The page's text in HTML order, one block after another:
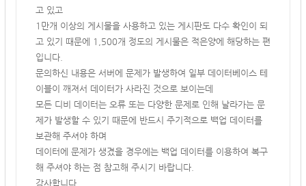
고 있고
1만개 이상의 게시물을 사용하고 있는 게시판도 다수 확인이 되
고 있기 때문에 1,500개 정도의 게시물은 적은양에 해당하는 편
입니다.
문의하신 내용은 서버에 문제가 발생하여 일부 데이터베이스 테
이블이 깨져서 데이터가 사라진 것으로 보이는데
모든 디비 데이터는 오류 또는 다양한 문제로 인해 날라가는 문
제가 발생할 수 있기 때문에 반드시 주기적으로 백업 데이터를
보관해 주셔야 하며
데이터에 문제가 생겼을 경우에는 백업 데이터를 이용하여 복구
해 주셔야 하는 점 참고해 주시기 바랍니다.
감사합니다.